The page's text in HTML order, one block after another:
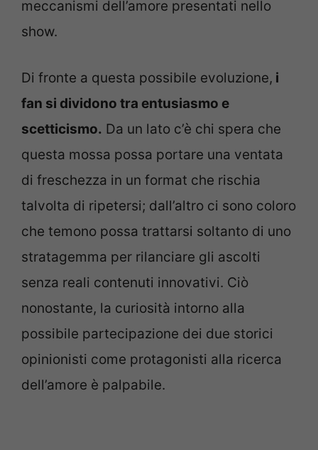
meccanismi dell’amore presentati nello
show.
Di fronte a questa possibile evoluzione, i
fan si dividono tra entusiasmo e
scetticismo. Da un lato c’è chi spera che
questa mossa possa portare una ventata
di freschezza in un format che rischia
talvolta di ripetersi; dall’altro ci sono coloro
che temono possa trattarsi soltanto di uno
stratagemma per rilanciare gli ascolti
senza reali contenuti innovativi. Ciò
nonostante, la curiosità intorno alla
possibile partecipazione dei due storici
opinionisti come protagonisti alla ricerca
dell’amore è palpabile.